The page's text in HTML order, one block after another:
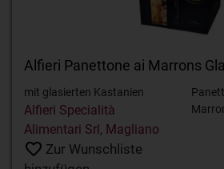
Alfieri Panettone ai Marrons
mit glasierten Kastanien
Alfieri Specialità
Alimentari Srl, Magliano
Zur Wunschliste